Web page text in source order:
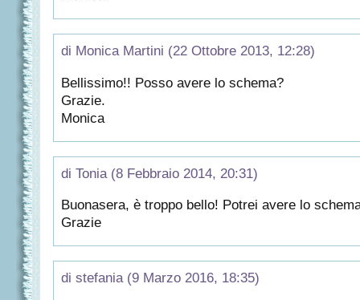
di Monica Martini (22 Ottobre 2013, 12:28)
Bellissimo!! Posso avere lo schema?
Grazie.
Monica
di Tonia (8 Febbraio 2014, 20:31)
Buonasera, è troppo bello! Potrei avere lo
Grazie
di stefania (9 Marzo 2016, 18:35)